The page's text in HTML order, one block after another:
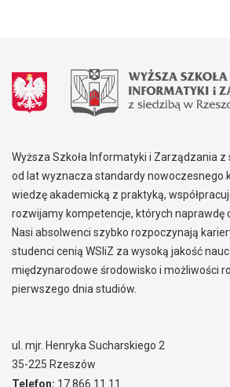
Wyższa Szkoła Informatyki i Zarządzania
od lat wyznacza standardy nowoczesnego
wiedzę akademicką z praktyką,
rozwijamy kompetencje, których naprawdę
Nasi absolwenci szybko rozpoczynają
studenci cenią WSIiZ za wysoką jakość
międzynarodowe środowisko i możliwości
pierwszego dnia studiów.
ul. mjr. Henryka Sucharskiego 2
35-225 Rzeszów
Telefon: 17 866 11 11